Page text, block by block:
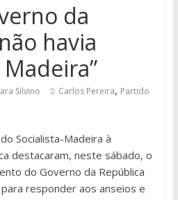
da
havia
Silvino Carlos Pereira, Partido
Socialista-Madeira à
destacaram, neste sábado, o
do Governo da República
responder aos anseios e